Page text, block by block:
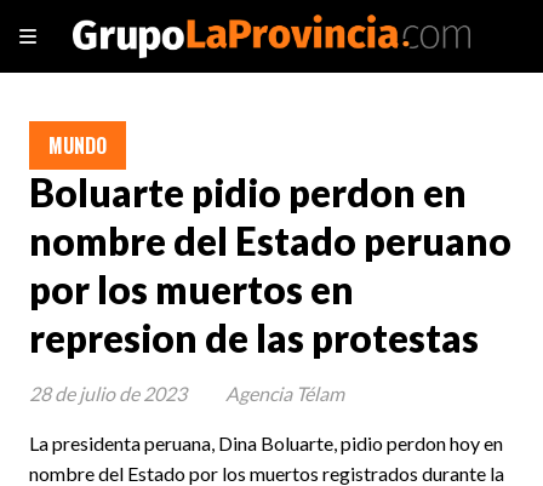
Boluarte pidio perdon en
nombre del Estado peruano
por los muertos en
represion de las protestas
La presidenta peruana, Dina Boluarte, pidio perdon hoy en
nombre del Estado por los muertos registrados durante la
MUNDO
28 de julio de 2023 Agencia Télam